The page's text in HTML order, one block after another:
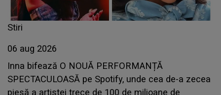
Stiri
06 aug 2026
Inna bifează O NOUĂ PERFORMANȚĂ
SPECTACULOASĂ pe Spotify, unde cea de-a zecea
piesă a artistei trece de 100 de milioane de